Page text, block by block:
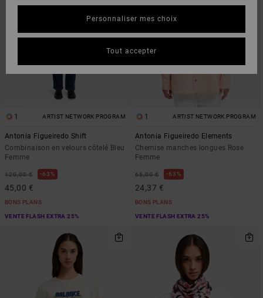
1 ARTIST NETWORK PROGRAM
Antonia Figueiredo Shift
Combinaison en velours côtelé Bleu
Femme
120,00 € 63%
45,00 €
BONS PLANS
VENTE FLASH EXTRA 25%
1 ARTIST NETWORK PROGRAM
Antonia Figueiredo Elements
Chemise manches longues Rose
Femme
65,00 € 63%
24,37 €
BONS PLANS
VENTE FLASH EXTRA 25%
Personnaliser mes choix
Tout accepter